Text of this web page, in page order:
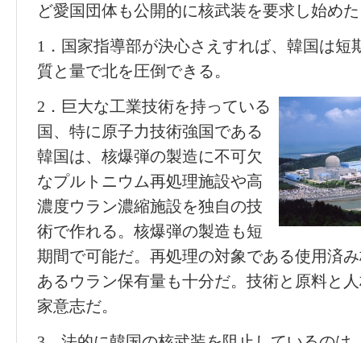
ど愛国団体も公開的に核武装を要求し始め
1．国家指導部が決心さえすれば、韓国は短
質と量で北を圧倒できる。
2．巨大な工業技術を持っている
国、特に原子力技術強国である
韓国は、核爆弾の製造に不可欠
なプルトニウム再処理施設や高
濃度ウラン濃縮施設を独自の技
術で作れる。核爆弾の製造も短
期間で可能だ。再処理の対象である使用済
あるウラン保有量も十分だ。技術と原料と
家意志だ。